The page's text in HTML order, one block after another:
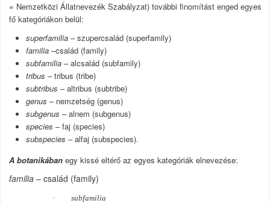
= Nemzetközi Állatnevezék Szabályzat) további finomítást enged egyes
fő kategóriákon belül:
superfamilia – szupercsalád (superfamily)
familia –család (family)
subfamilia – alcsalád (subfamily)
tribus – tribus (tribe)
subtribus – altribus (subtribe)
genus – nemzetség (genus)
subgenus – alnem (subgenus)
species – faj (species)
subspecies – alfaj (subspecies).
A botanikában egy kissé eltérő az egyes kategóriák elnevezése:
familia – család (family)
·
subfamilia